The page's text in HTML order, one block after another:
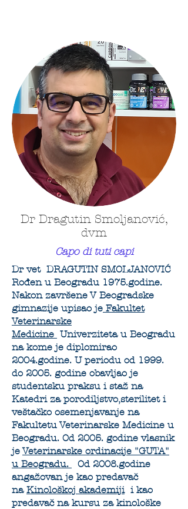
Dr Dragutin Smoljanović,
dvm
Capo di tuti capi
Dr vet DRAGUTIN SMOLJANOVIĆ
Rođen u Beogradu 1975.godine.
Nakon završene V Beogradske
gimnazije upisao je Fakultet
Veterinarske
Medicine Univerziteta u Beogradu
na kome je diplomirao
2004.godine. U periodu od 1999.
do 2005. godine obavljao je
studentsku praksu i staž na
Katedri za porodiljstvo,sterilitet i
veštačko osemenjavanje na
Fakultetu Veterinarske Medicine u
Beogradu. Od 2005. godine vlasnik
jeVeterinarske ordinacije "GUTA"
u Beogradu.
Od 2008.godine
angažovan je kao predavač
na Kinološkoj akademijii kao
predavač na kursu za kinološke